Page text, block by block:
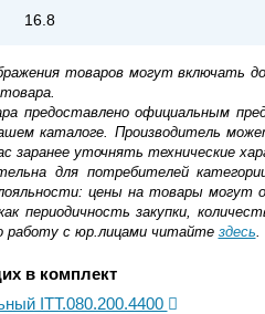
16.8
товаров могут включать
предоставлено официальным
каталоге. Производитель
заранее уточнять технические
для потребителей
лояльности: цены на товары
периодичность закупки,
работу с юр.лицами читайте здесь
в комплект
ITT.080.200.4400